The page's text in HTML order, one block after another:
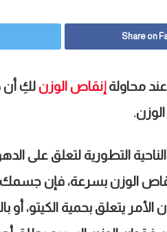
Share on
محاولةإنقاص الوزن لكِ أن
التطورية لتعلق على
الوزن بسرعة، فإن جسمك
الأمر يتعلق بحمية الكيتو،